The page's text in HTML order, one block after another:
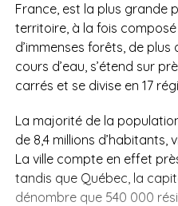
France, est la plus grande
territoire, à la fois
d’immenses forêts, de plus
cours d’eau, s’étend sur
carrés et se divise en 17
La majorité de la
de 8,4 millions d’habitants,
La ville compte en effet
tandis que Québec, la
dénombre que 540 000